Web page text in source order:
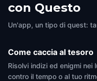
con Questo
Un'app, un tipo di quest:
Come caccia al tesoro
Risolvi indizi ed enigmi nei
contro il tempo o al tuo